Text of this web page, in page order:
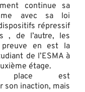
continue sa
avec sa loi
répressif
, de l’autre, les
en est la
de l’ESMA à
étage.
place est
son inaction, mais